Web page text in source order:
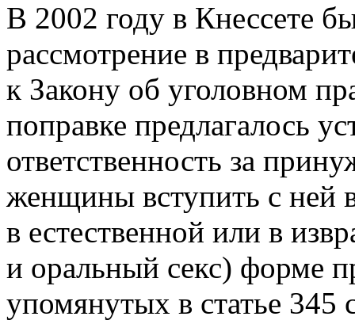
В 2002 году в Кнессете
рассмотрение в
к Закону об уголовном
поправке предлагалось
ответственность за
женщины вступить с ней
в естественной или в
и оральный секс) форме
упомянутых в статье 345